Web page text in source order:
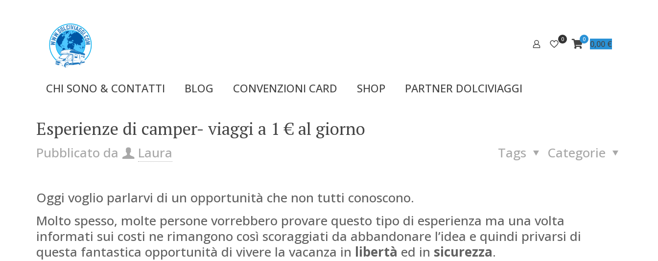
0 0 0,00 €
CHI SONO & CONTATTI BLOG CONVENZIONI CARD SHOP PARTNER DOLCIVIAGGI
Esperienze di camper- viaggi a 1 € al giorno
Pubblicato da Laura Categorie
Tags
Oggi voglio parlarvi di un opportunità che non tutti conoscono.
Molto spesso, molte persone vorrebbero provare questo tipo di esperienza ma una volta
informati sui costi ne rimangono così scoraggiati da abbandonare l’idea e quindi privarsi di
questa fantastica opportunità di vivere la vacanza in libertà ed in sicurezza.